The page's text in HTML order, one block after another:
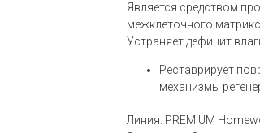
Является средством
межклеточного
Устраняет дефицит
Реставрирует
механизмы
Линия: PREMIUM